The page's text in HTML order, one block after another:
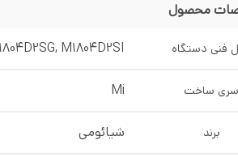
محصول
فنی دستگاه M1804D2SI
سری ساخت Mi
برند شیائومی